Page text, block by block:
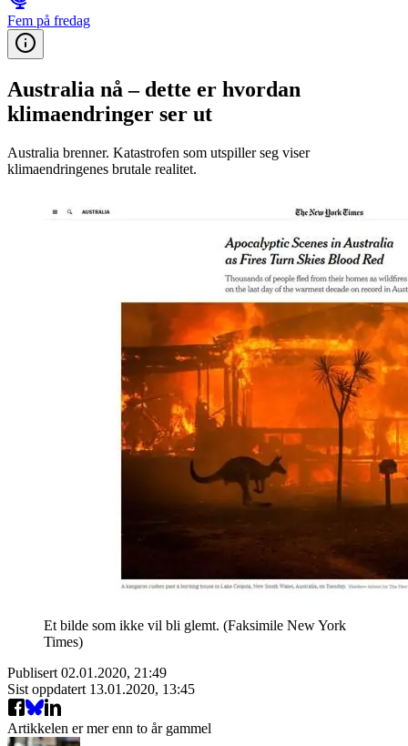
Fem på fredag
Australia nå – dette er hvordan
klimaendringer ser ut
Australia brenner. Katastrofen som utspiller seg viser
klimaendringenes brutale realitet.
Et bilde som ikke vil bli glemt. (Faksimile New York
Times)
Publisert 02.01.2020, 21:49
Sist oppdatert 13.01.2020, 13:45
Artikkelen er mer enn to år gammel